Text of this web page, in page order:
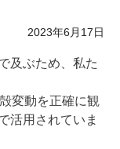
2023年6月17日
及ぶため、私た
変動を正確に観
活用されていま